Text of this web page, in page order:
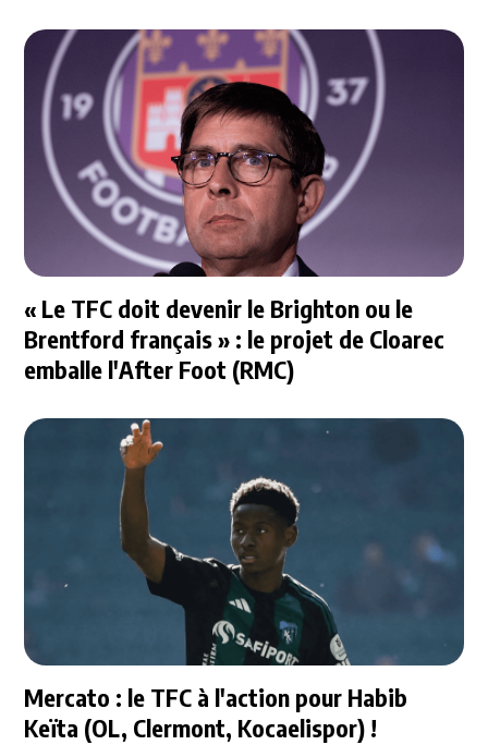
« Le TFC doit devenir le Brighton ou le
Brentford français » : le projet de Cloarec
emballe l'After Foot (RMC)
Mercato : le TFC à l'action pour Habib
Keïta (OL, Clermont, Kocaelispor) !